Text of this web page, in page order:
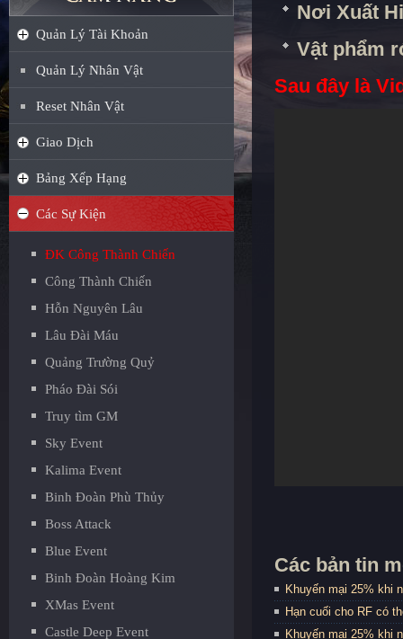
Quản Lý Tài Khoản
Quản Lý Nhân Vật
Reset Nhân Vật
Giao Dịch
Bảng Xếp Hạng
Các Sự Kiện
ĐK Công Thành Chiến
Công Thành Chiến
Hỗn Nguyên Lâu
Lâu Đài Máu
Quảng Trường Quỷ
Pháo Đài Sói
Truy tìm GM
Sky Event
Kalima Event
Binh Đoàn Phù Thủy
Boss Attack
Blue Event
Binh Đoàn Hoàng Kim
XMas Event
Castle Deep Event
Nơi Xuất
Vật phẩm
Sau đây là
Các bản tin
Khuyến mại 25% khi
Hạn cuối cho RF có
Khuyến mại 25% khi